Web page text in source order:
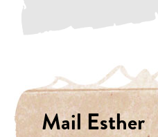
Mail Esther